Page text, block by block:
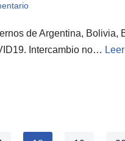
de Argentina, Bolivia,
Intercambio no…